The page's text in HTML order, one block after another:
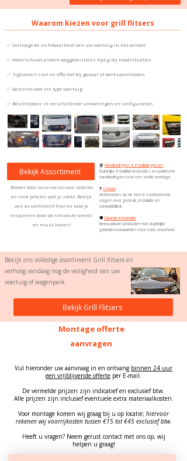
✅ Verhoogt de zichtbaarheid van uw voertuig in het verkeer
✅ Waarschuwt andere weggebruikers tijdig bij noodsituaties
✅ Signaleert snel en effectief bij gevaar of werkzaamheden
✅ Geschikt voor elk type voertuig
✅ Beschikbaar in verschillende uitvoeringen en configuraties
Waarom kiezen voor grill flitsers
Bekijk Assortiment
Blader door onze exclusieve selectie
en vind precies wat je zoekt. Bekijk
ons assortiment hier en laat je
inspireren door de nieuwste trends
en must-haves!
📘 Handleidingen & installatiegidsen
Duidelijke installatie-instructies en praktische
handleidingen voor een snelle montage.
❓ Contact
Antwoorden op de meest voorkomende
vragen over gebruik, installatie en
compatibiliteit.
🛡️ Garantie-informatie
Betrouwbare producten met duidelijke
garantievoorwaarden voor extra zekerheid.
Bekijk ons volledige assortiment Grill flitsers en
verhoog vandaag nog de veiligheid van uw
voertuig of wagenpark.
Bekijk Grill Flitsers
Montage offerte
aanvragen
​Vul hieronder uw aanvraag in en ontvang binnen 24 uur
een vrijblijvende offerte per E-mail.
De vermelde prijzen zijn indicatief en exclusief btw.
​Alle prijzen zijn inclusief eventuele extra materiaalkosten.
​Voor montage komen wij graag bij u op locatie; hiervoor
rekenen wij voorrijkosten tussen €15 tot €45 exclusief btw.
Heeft u vragen? Neem gerust contact met ons op, wij
helpen u graag!